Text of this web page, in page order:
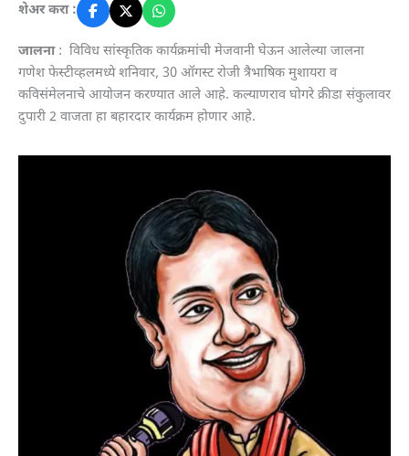
शेअर करा :
जालना: विविध सांस्कृतिक कार्यक्रमांची मेजवानी घेऊन आलेल्या जालना
गणेश फेस्टीव्हलमध्ये शनिवार, 30 ऑगस्ट रोजी त्रैभाषिक मुशायरा व
कविसंमेलनाचे आयोजन करण्यात आले आहे. कल्याणराव घोगरे क्रीडा संकुलावर
दुपारी 2 वाजता हा बहारदार कार्यक्रम होणार आहे.